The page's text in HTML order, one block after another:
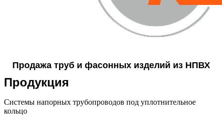
Продажа труб и фасонных изделий из НПВХ
Продукция
Системы напорных трубопроводов под уплотнительное
кольцо